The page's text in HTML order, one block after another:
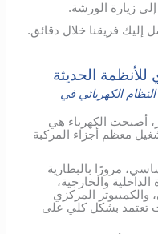
زيارة الورشة.
إليك فريقنا خلال دقائق.
للأنظمة الحديثة
الكهربائي في
أصبحت الكهرباء هي
معظم أجزاء المركبة
مرورًا بالبطارية
والخارجية،
والكمبيوتر المركزي
تعتمد بشكل كلي على